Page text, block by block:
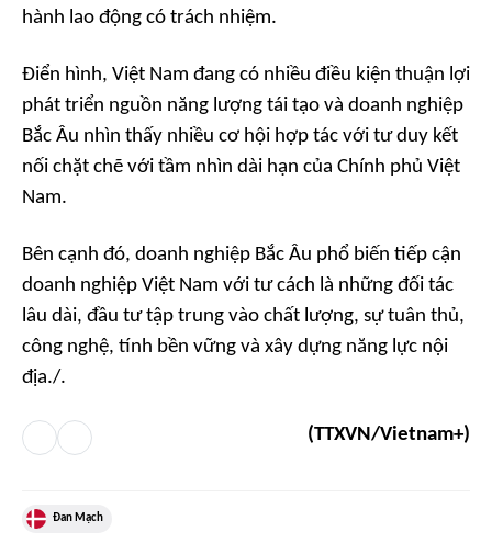
hành lao động có trách nhiệm.
Điển hình, Việt Nam đang có nhiều điều kiện thuận lợi
phát triển nguồn năng lượng tái tạo và doanh nghiệp
Bắc Âu nhìn thấy nhiều cơ hội hợp tác với tư duy kết
nối chặt chẽ với tầm nhìn dài hạn của Chính phủ Việt
Nam.
Bên cạnh đó, doanh nghiệp Bắc Âu phổ biến tiếp cận
doanh nghiệp Việt Nam với tư cách là những đối tác
lâu dài, đầu tư tập trung vào chất lượng, sự tuân thủ,
công nghệ, tính bền vững và xây dựng năng lực nội
địa./.
(TTXVN/Vietnam+)
Đan Mạch